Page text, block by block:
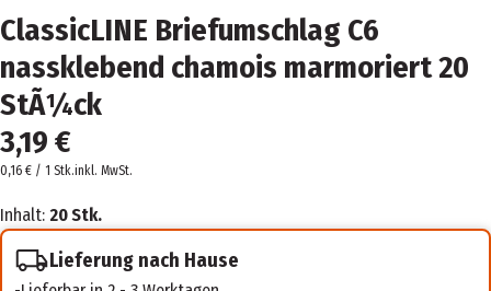
ClassicLINE Briefumschlag C6
nassklebend chamois marmoriert 20
StÃ¼ck
3,19 €
0,16 € / 1 Stk.inkl. MwSt.
Inhalt: 20 Stk.
Lieferung nach Hause